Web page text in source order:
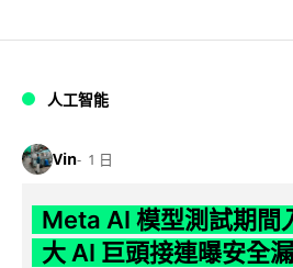
人工智能
Vin 1 日
Meta AI 模型測試期間
大 AI 巨頭接連曝安全